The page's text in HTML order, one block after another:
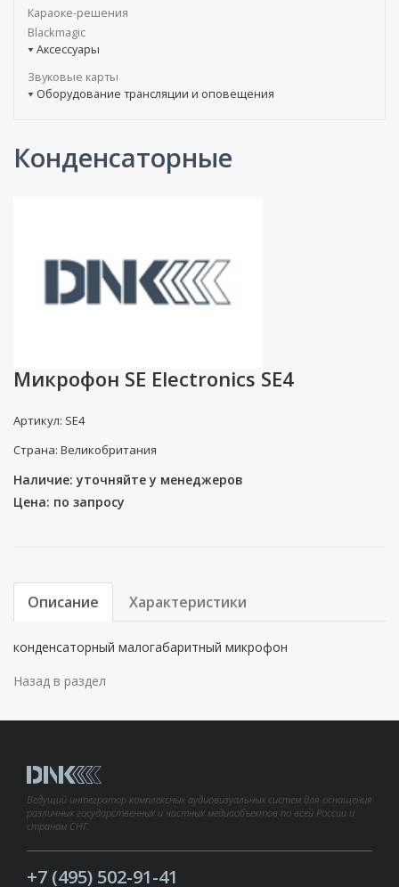
Караоке-решения
Blackmagic
Аксессуары
Звуковые карты
Оборудование трансляции и оповещения
Конденсаторные
Микрофон SE Electronics SE4
Артикул: SE4
Страна: Великобритания
Наличие: уточняйте у менеджеров
Цена: по запросу
Описание Характеристики
конденсаторный малогабаритный микрофон
Назад в раздел
Ведущий интегратор комплексных аудиовизуальных систем для оснащения
различных государственных и частных медиаобъектов по всей России и
странам СНГ.
+7 (495) 502-91-41